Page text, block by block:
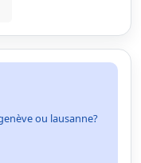
ou lausanne?